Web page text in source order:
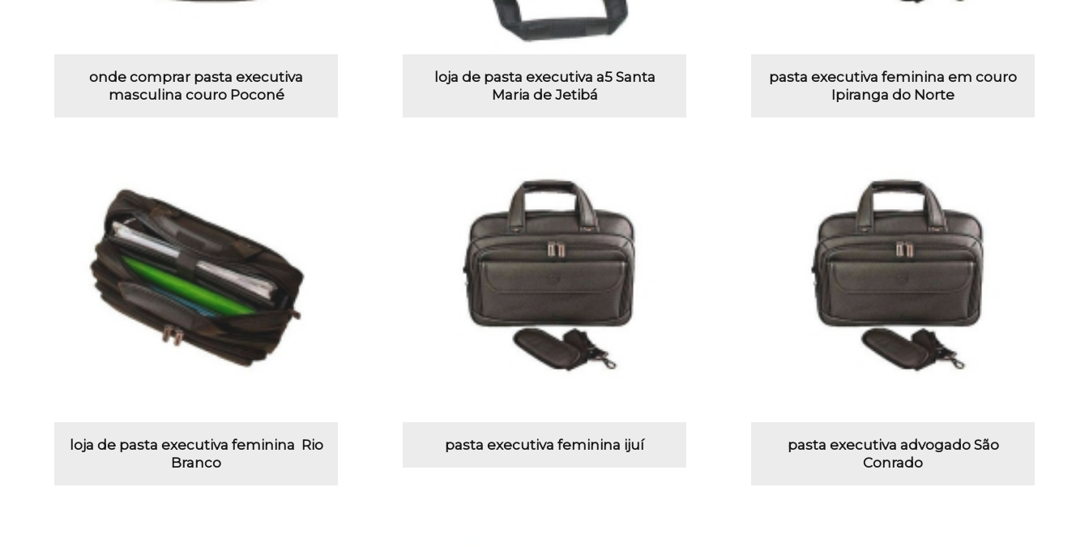
onde comprar pasta executiva
masculina couro Poconé
loja de pasta executiva a5 Santa
Maria de Jetibá
pasta executiva feminina em couro
Ipiranga do Norte
loja de pasta executiva feminina Rio
Branco
pasta executiva feminina ijuí
pasta executiva advogado São
Conrado